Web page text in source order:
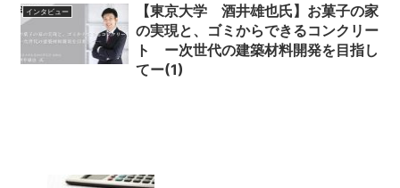
インタビュー
【東京大学 酒井雄也氏】お菓子の家
の実現と、ゴミからできるコンクリー
ト ー次世代の建築材料開発を目指し
てー(1)